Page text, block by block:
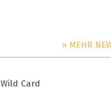
» MEHR
Wild Card